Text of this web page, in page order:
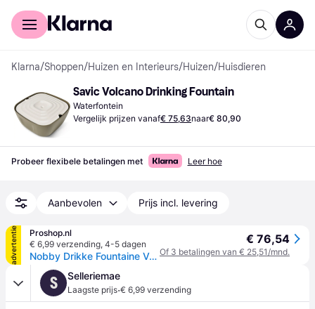
Voor shoppers
Klarna/Shoppen/Huizen en Interieurs/Huizen/Huisdieren
Savic Volcano Drinking Fountain
Waterfontein
Vergelijk prijzen vanaf€ 75,63naar€ 80,90
Probeer flexibele betalingen met Leer hoe
Aanbevolen Prijs incl. levering
advertentie
Proshop.nl
€ 6,99 verzending, 4-5 dagen
Nobby Drikke Fountaine Volcano 2.5 L
€ 76,54
Of 3 betalingen van € 25,51/mnd.
S Selleriemae
Laagste prijs·€ 6,99 verzending